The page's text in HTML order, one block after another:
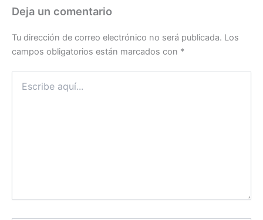
Deja un comentario
Tu dirección de correo electrónico no será publicada. Los
campos obligatorios están marcados con *
aquí...